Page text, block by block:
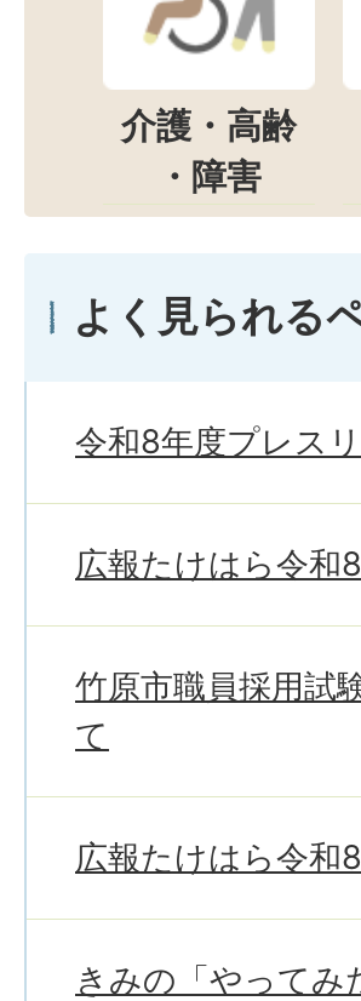
介護・高齢
・障害
よく見られる
令和8年度プレス
広報たけはら令和
竹原市職員採用試
て
広報たけはら令和
きみの「やってみ